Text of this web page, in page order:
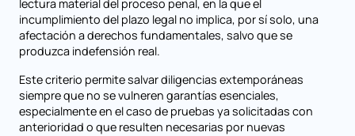
lectura material del proceso penal, en la que el
incumplimiento del plazo legal no implica, por sí solo, una
afectación a derechos fundamentales, salvo que se
produzca indefensión real.
Este criterio permite salvar diligencias extemporáneas
siempre que no se vulneren garantías esenciales,
especialmente en el caso de pruebas ya solicitadas con
anterioridad o que resulten necesarias por nuevas